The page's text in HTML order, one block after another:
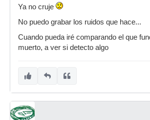
Ya no cruje
No puedo grabar los ruidos que hace...
Cuando pueda iré comparando el que
muerto, a ver si detecto algo